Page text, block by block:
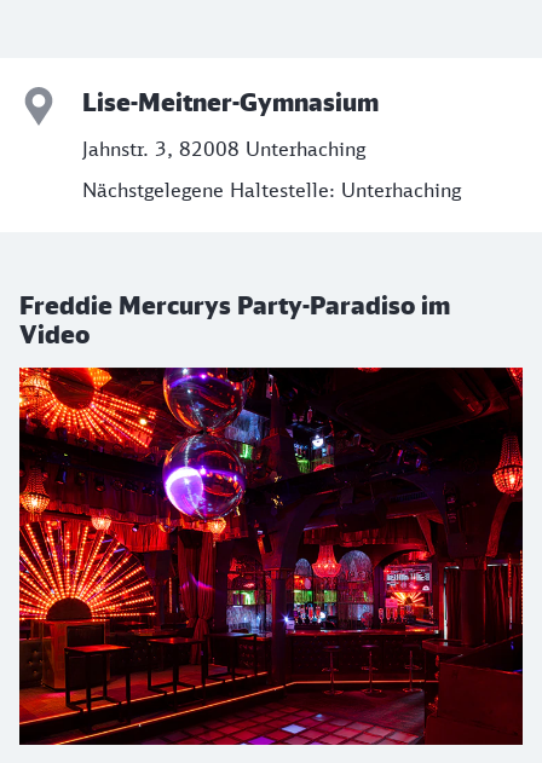
Lise-Meitner-Gymnasium
Jahnstr. 3, 82008 Unterhaching
Nächstgelegene Haltestelle: Unterhaching
Freddie Mercurys Party-Paradiso im
Video